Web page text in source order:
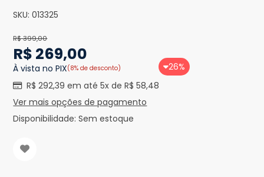
SKU: 013325
R$ 399,00
R$ 269,00
À vista no PIX(8% de desconto)
R$ 292,39 em até 5x de R$ 58,48
Ver mais opções de pagamento
26%
Disponibilidade: Sem estoque